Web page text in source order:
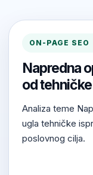
ON-PAGE SEO
Napredna
od
Analiza teme
ugla tehničke
poslovnog cilja.